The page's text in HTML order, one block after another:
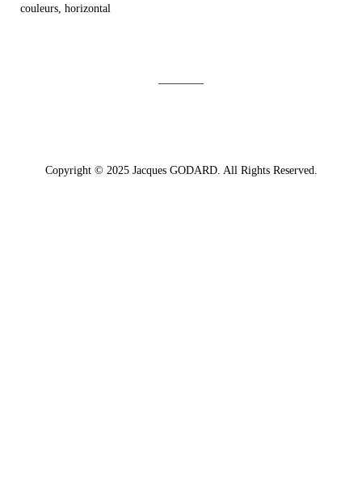
couleurs, horizontal
Copyright © 2025 Jacques GODARD. All Rights Reserved.